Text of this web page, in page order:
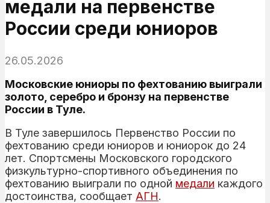
медали на первенстве
России среди юниоров
26.05.2026
Московские юниоры по фехтованию выиграли
золото, серебро и бронзу на первенстве
России в Туле.
В Туле завершилось Первенство России по
фехтованию среди юниоров и юниорок до 24
лет. Спортсмены Московского городского
физкультурно-спортивного объединения по
фехтованию выиграли по одной медали каждого
достоинства, сообщает АГН.